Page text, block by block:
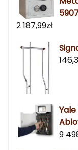
2 187,99zł
9